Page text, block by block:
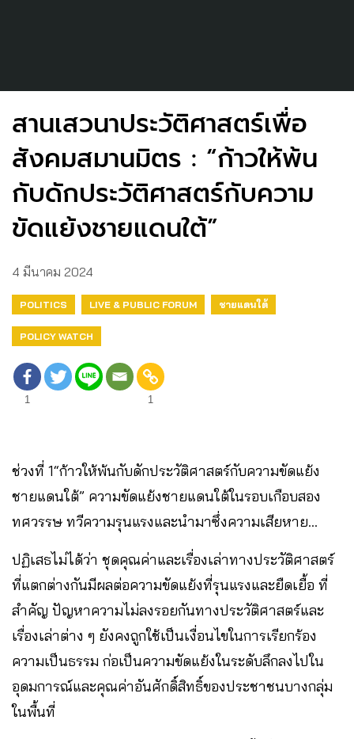
สานเสวนาประวัติศาสตร์เพื่อ
สังคมสมานมิตร : “ก้าวให้พ้น
กับดักประวัติศาสตร์กับความ
ขัดแย้งชายแดนใต้”
4 มีนาคม 2024
POLITICS LIVE & PUBLIC FORUM ชายแดนใต้
POLICY WATCH
1 1
ช่วงที่ 1“ก้าวให้พ้นกับดักประวัติศาสตร์กับความขัดแย้ง
ชายแดนใต้” ความขัดแย้งชายแดนใต้ในรอบเกือบสอง
ทศวรรษ ทวีความรุนแรงและนำมาซึ่งความเสียหาย…
ปฏิเสธไม่ได้ว่า ชุดคุณค่าและเรื่องเล่าทางประวัติศาสตร์
ที่แตกต่างกันมีผลต่อความขัดแย้งที่รุนแรงและยืดเยื้อ ที่
สำคัญ ปัญหาความไม่ลงรอยกันทางประวัติศาสตร์และ
เรื่องเล่าต่าง ๆ ยังคงถูกใช้เป็นเงื่อนไขในการเรียกร้อง
ความเป็นธรรม ก่อเป็นความขัดแย้งในระดับลึกลงไปใน
อุดมการณ์และคุณค่าอันศักดิ์สิทธิ์ของประชาชนบางกลุ่ม
ในพื้นที่